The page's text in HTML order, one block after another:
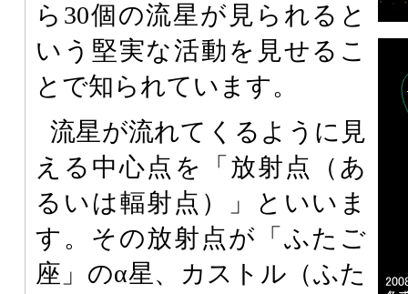
ら30個の流星が見られると
いう堅実な活動を見せるこ
とで知られています。
流星が流れてくるように見
える中心点を「放射点（あ
るいは輻射点）」といいま
す。その放射点が「ふたご
座」のα星、カストル（ふた